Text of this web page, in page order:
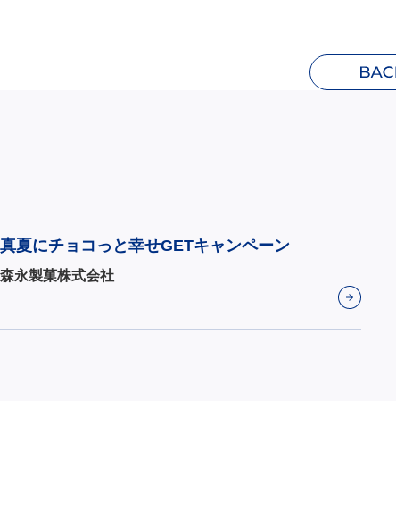
真夏にチョコっと幸せGETキャンペーン
森永製菓株式会社